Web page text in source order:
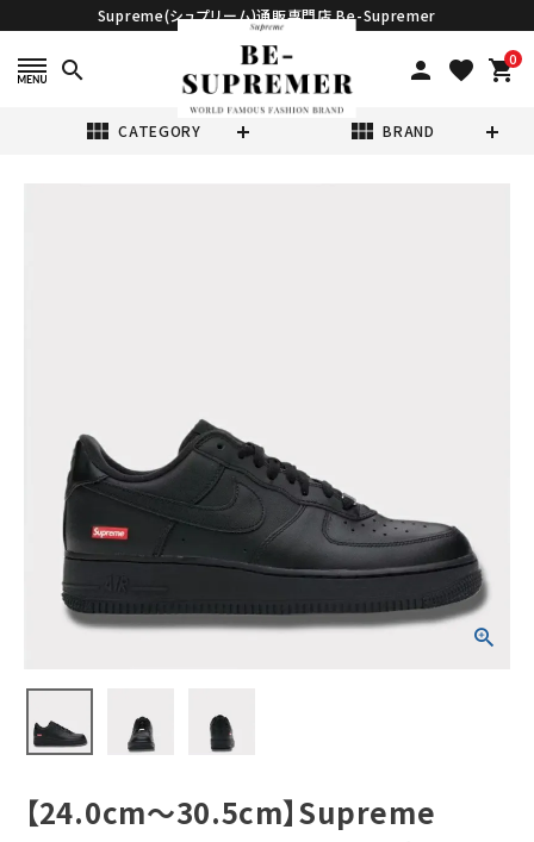
Supreme(シュプリーム)通販専門店 Be-Supremer
search person favorite 0
shopping_cart
view_module CATEGORY view_module BRAND
【24.0cm～
30.5cm】
Supreme Nike
Air Force 1
Low シュプリーム
ナイキエアフォー
ス１スニーカー シ
ューズ ブラック
¥29,980
NEW ITEMS
Tシャツ・ロングスリーブ
パーカー・トレーナー
【24.0cm～30.5cm】Supreme